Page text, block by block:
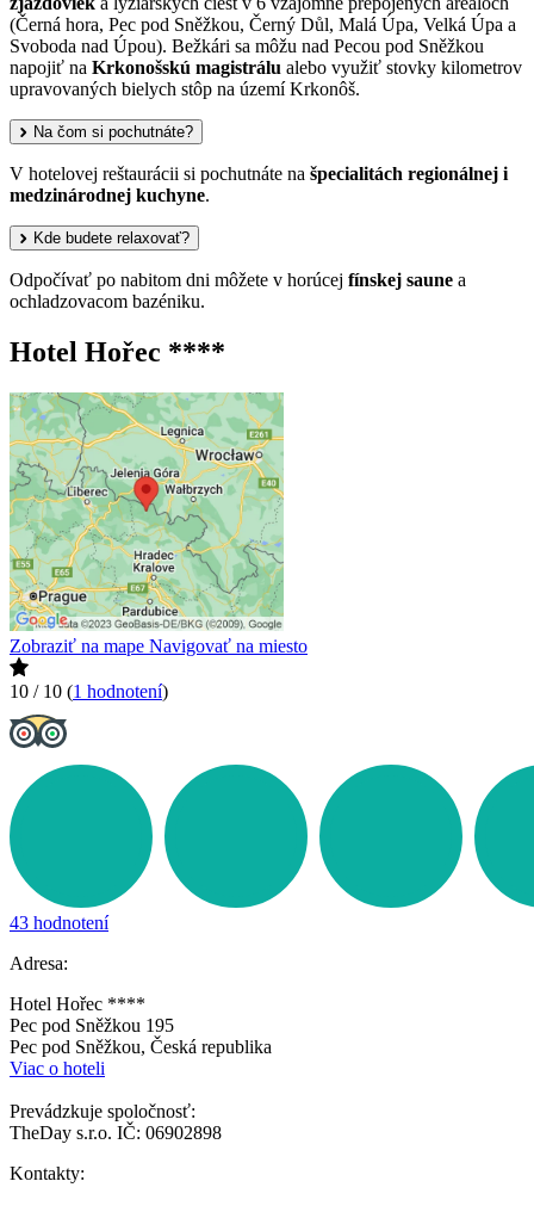
(Černá hora, Pec pod Sněžkou, Černý Důl, Malá Úpa, Velká Úpa a
Svoboda nad Úpou). Bežkári sa môžu nad Pecou pod Sněžkou
napojiť na Krkonošskú magistrálu alebo využiť stovky kilometrov
upravovaných bielych stôp na území Krkonôš.
Na čom si pochutnáte?
V hotelovej reštaurácii si pochutnáte na špecialitách regionálnej i
medzinárodnej kuchyne.
Kde budete relaxovať?
Odpočívať po nabitom dni môžete v horúcej fínskej saune a
ochladzovacom bazéniku.
Hotel Hořec ****
Zobraziť na mape Navigovať na miesto
10 / 10 (1 hodnotení)
43 hodnotení
Adresa:
Hotel Hořec ****
Pec pod Sněžkou 195
Pec pod Sněžkou, Česká republika
Viac o hoteli
Prevádzkuje spoločnosť:
TheDay s.r.o. IČ: 06902898
Kontakty: